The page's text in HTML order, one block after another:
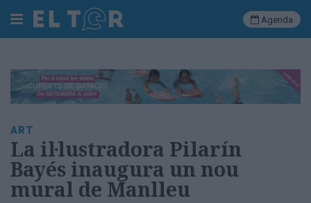
Cerca
Portada
Societat
Política
Municipal
Economia
Agenda
ART
La il·lustradora Pilarín
Bayés inaugura un nou
mural de Manlleu